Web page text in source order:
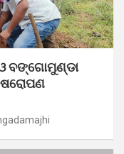
ଓ ବଙ୍ଗୋମୁଣ୍ଡା